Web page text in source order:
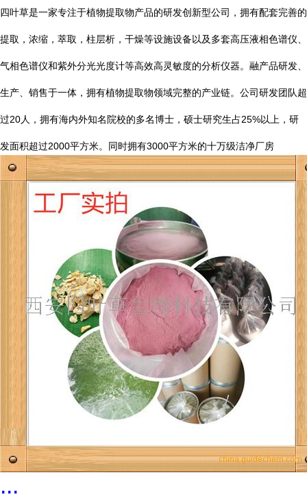
四叶草是一家专注于植物提取物产品的研发创新型公司，拥有配套完善的
提取，浓缩，萃取，柱层析，干燥等设施设备以及多套高压液相色谱仪、
气相色谱仪和紫外分光光度计等高效高灵敏度的分析仪器。融产品研发、
生产、销售于一体，拥有植物提取物领域完整的产业链。公司研发团队超
过20人，拥有海内外知名院校的多名博士，硕士研究生占25%以上，研
发面积超过2000平方米。同时拥有3000平方米的十万级洁净厂房
...